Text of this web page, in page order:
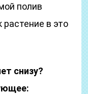
полив
растение в это
снизу?